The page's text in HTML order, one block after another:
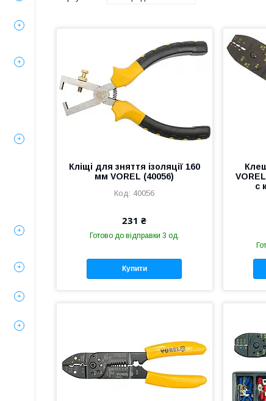
Кліщі для зняття ізоляції 160
мм VOREL (40056)
40056
231 ₴
Готово до відправки 3 од.
Купити
с